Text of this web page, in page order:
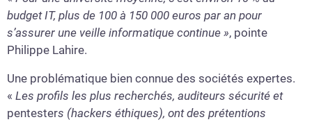
budget IT, plus de 100 à 150 000 euros par an pour
s’assurer une veille informatique continue », pointe
Philippe Lahire.
Une problématique bien connue des sociétés expertes.
« Les profils les plus recherchés, auditeurs sécurité et
pentesters (hackers éthiques), ont des prétentions